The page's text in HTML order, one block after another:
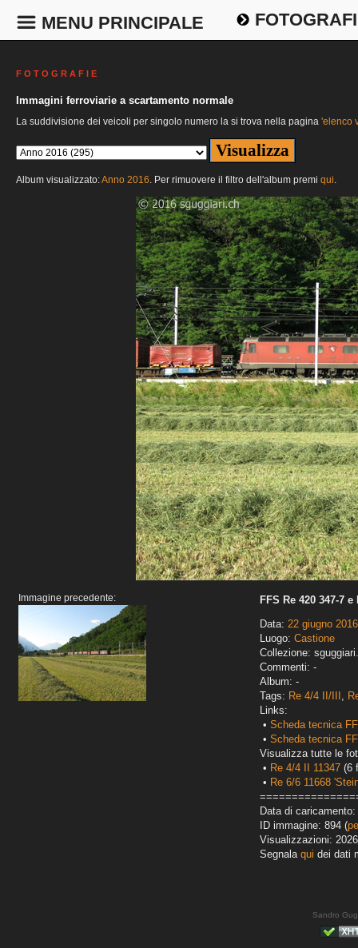
MENU PRINCIPALE
F O T O G R A F I E
Immagini ferroviarie a scartamento normale
La suddivisione dei veicoli per singolo numero la si trova nella pagina 'elenco
Album visualizzato:Anno 2016. Per rimuovere il filtro dell'album premi qui.
Immagine precedente:
FFS Re 420 347-7
Data: 22 giugno 2016
Luogo: Castione
Collezione:
Commenti: -
Album: -
Tags: Re 4/4 II/III ,
Links:
• Scheda tecnica
• Scheda tecnica
Visualizza tutte le
• Re 4/4 II 11347 (6
• Re 6/6 11668
Data di caricamento:
ID immagine: 894 (
Visualizzazioni: 2026
Segnala qui dei dati
Sandro